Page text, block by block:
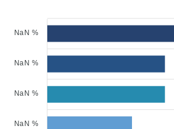
NaN %
NaN %
NaN %
NaN %